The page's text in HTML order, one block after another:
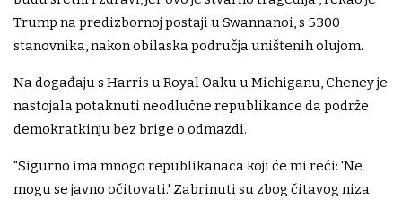
Trump na predizbornoj postaji u Swannanoi, s 5300
stanovnika, nakon obilaska područja uništenih olujom.
Na događaju s Harris u Royal Oaku u Michiganu, Cheney je
nastojala potaknuti neodlučne republikance da podrže
demokratkinju bez brige o odmazdi.
"Sigurno ima mnogo republikanaca koji će mi reći: 'Ne
mogu se javno očitovati.' Zabrinuti su zbog čitavog niza